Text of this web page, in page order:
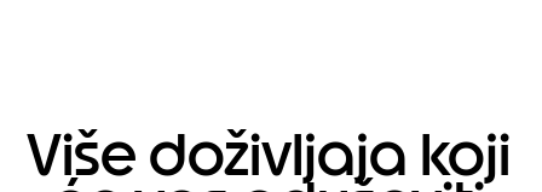
Više doživljaja koji